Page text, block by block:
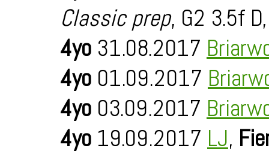
Classic prep, G2 3.5f
4yo 31.08.2017
4yo 01.09.2017
4yo 03.09.2017
4yo 19.09.2017 LJ,